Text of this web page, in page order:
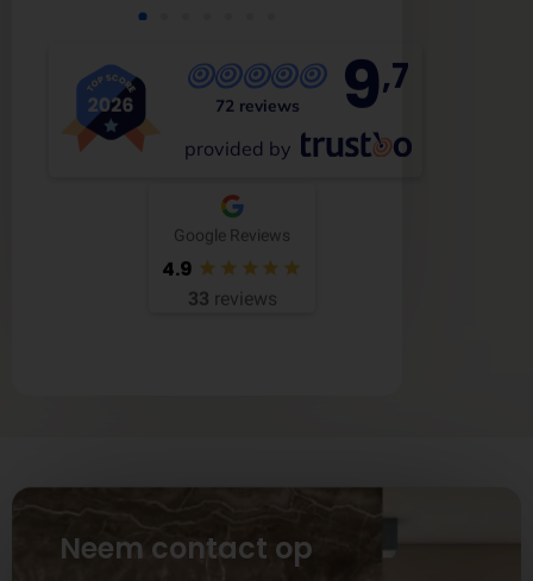
72 reviews 9,7
provided by
Google Reviews
4.9
33 reviews
Neem contact op